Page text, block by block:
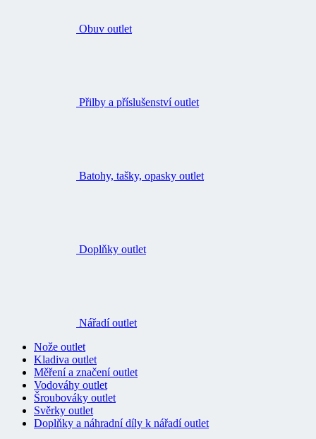
Obuv outlet
Přilby a příslušenství outlet
Batohy, tašky, opasky outlet
Doplňky outlet
Nářadí outlet
Nože outlet
Kladiva outlet
Měření a značení outlet
Vodováhy outlet
Šroubováky outlet
Svěrky outlet
Doplňky a náhradní díly k nářadí outlet